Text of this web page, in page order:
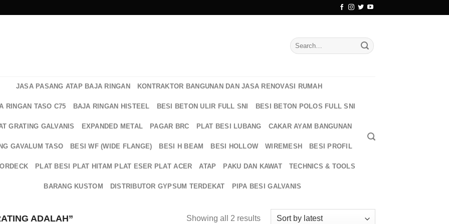
Search
for:
JASA PASANG ATAP BAJA RINGAN KONTRAKTOR BANGUNAN DAN JASA RENOVASI RUMAH
RINGAN TASO C75 BAJA RINGAN HISTEEL BESI BETON ULIR FULL SNI BESI BETON POLOS FULL SNI
GRATING GALVANIS EXPANDED METAL PAGAR BRC PLAT BESI LUBANG CAKAR AYAM BANGUNAN
GAVALUM TASO BESI WF (WIDE FLANGE) BESI H BEAM BESI HOLLOW WIREMESH BESI PROFIL
PLAT BESI PLAT HITAM PLAT ESER PLAT ACER ATAP PAKU DAN KAWAT TECHNICS & TOOLS
BARANG KUSTOM DISTRIBUTOR GYPSUM TERDEKAT PIPA BESI GALVANIS
ADALAH” Showing all 2 results